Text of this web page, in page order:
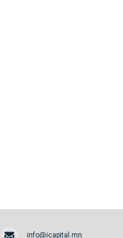
info@icapital.mn